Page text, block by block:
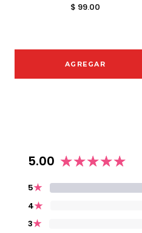
$ 99.00
AGREGAR
5.00
5★
4★
3★